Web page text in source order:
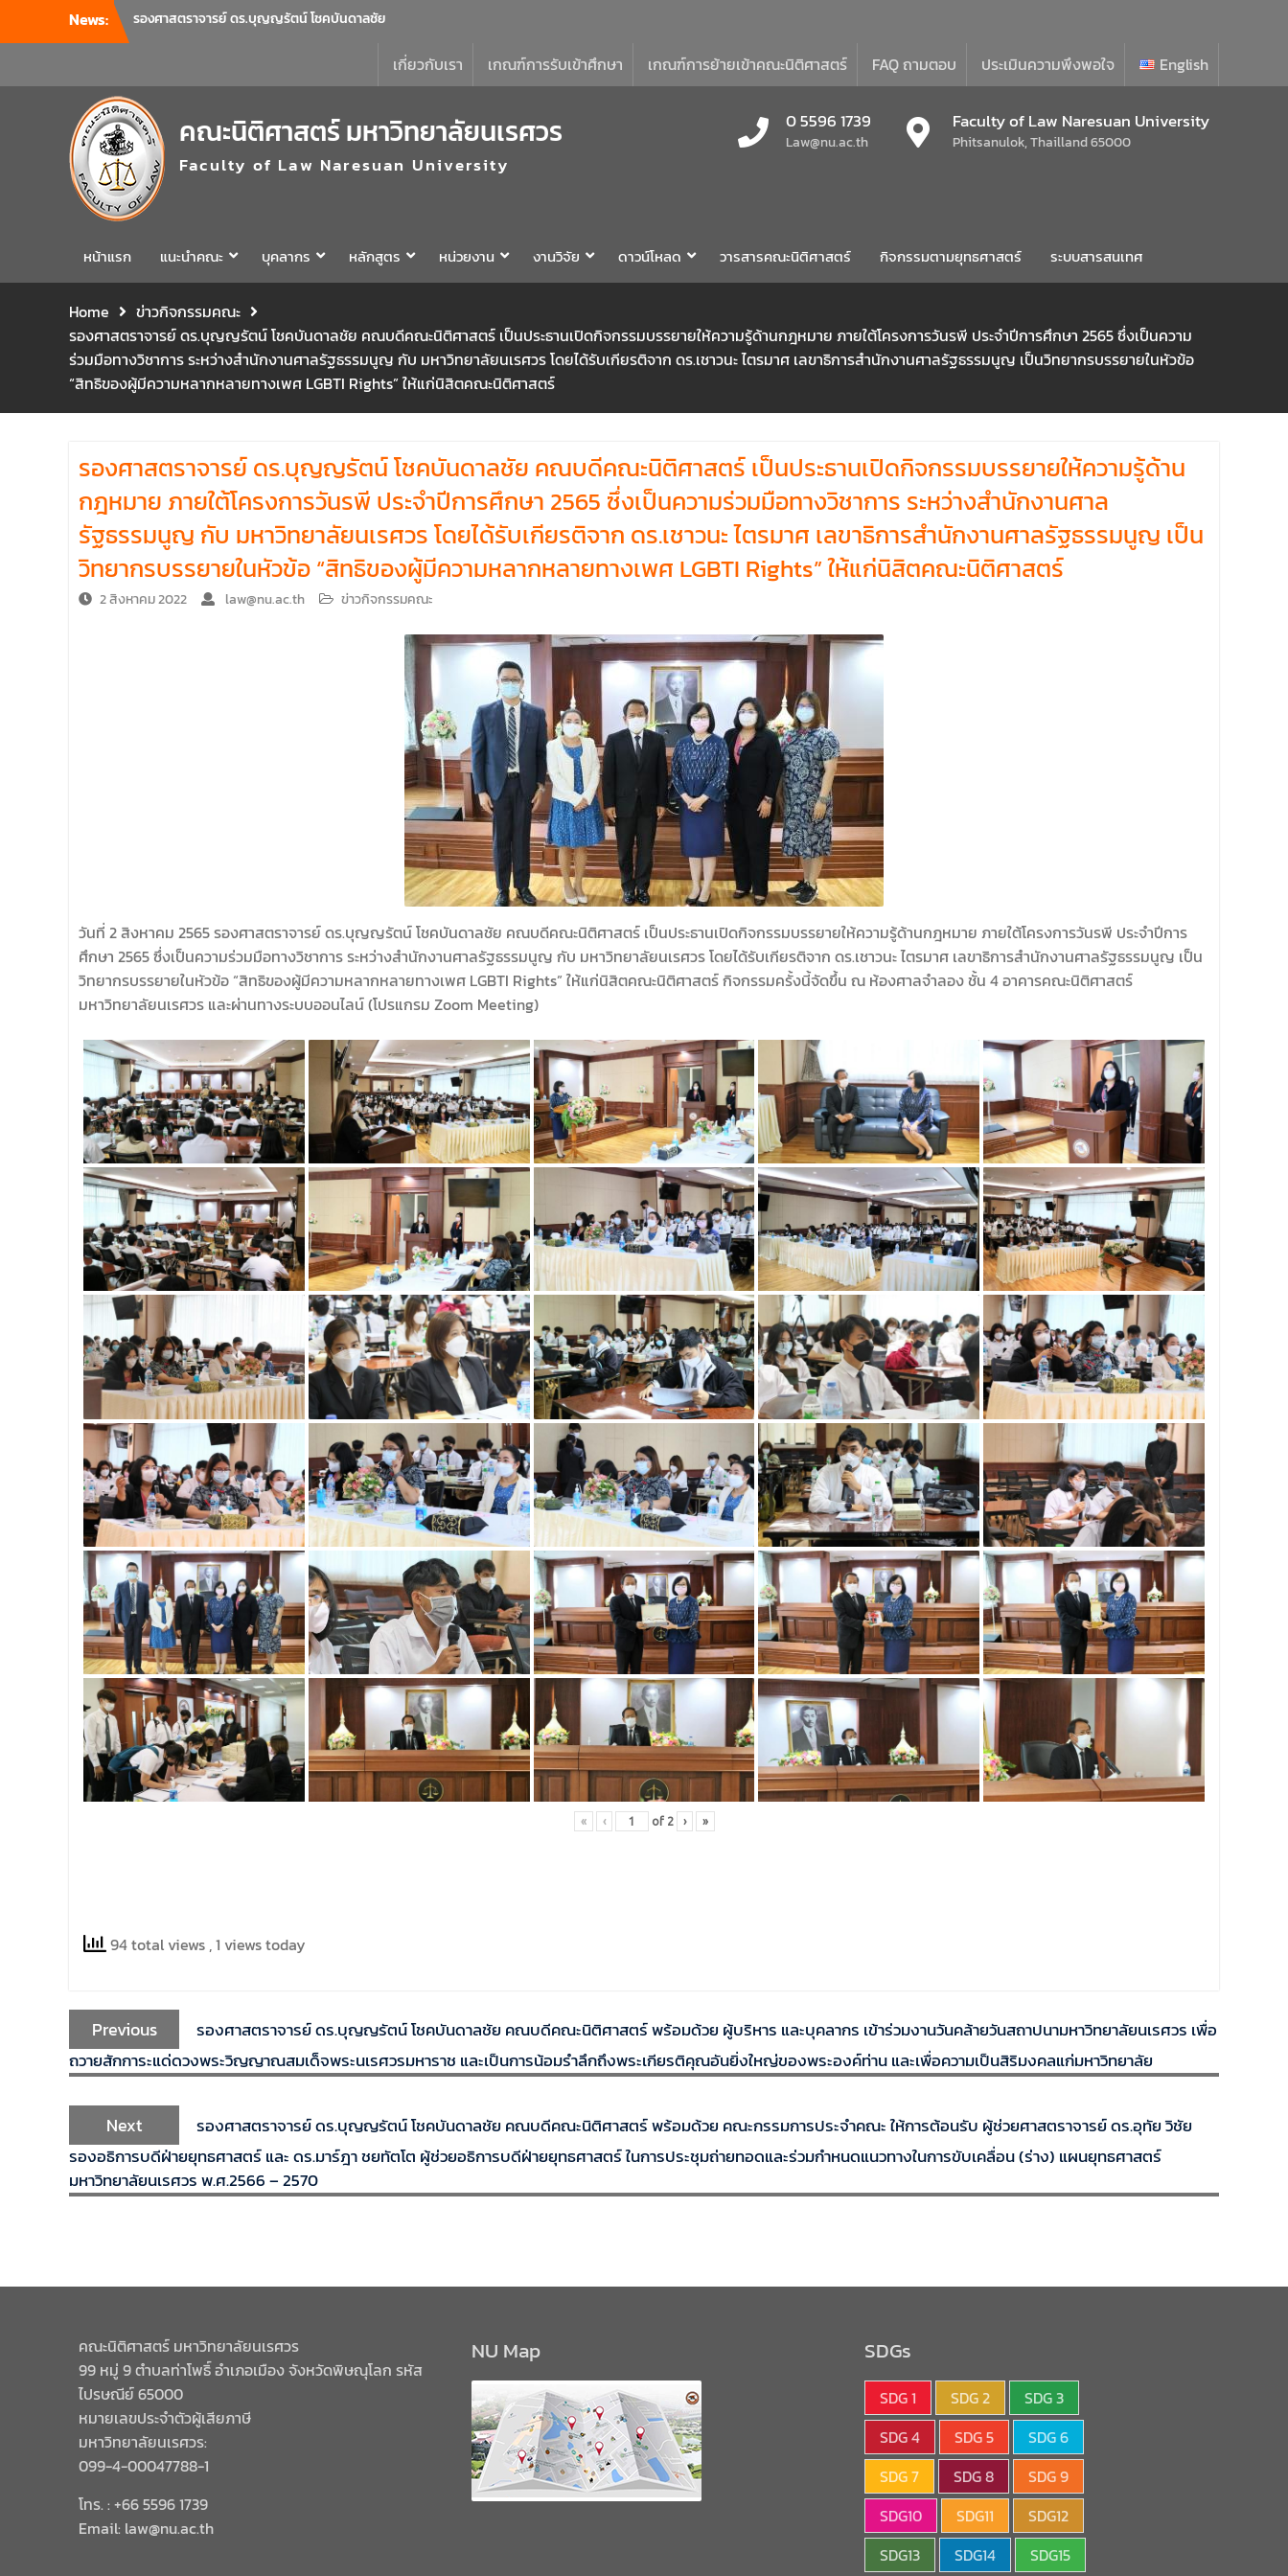
News:
นิติศาสตร์ มหาวิทยาลัยนเรศวร
คณะนิติศาสตร์ มหาวิทยาลัยนเรศวร จัด
2-311 อาคารปราบไตรจักร 2 มหาวิทยาลัย
นเรศวร โดยกิจกรรมดังกล่าวจัดขึ้นสำหรับ
บุคลากรที่ปฏิบัติงาน ณ กลุ่มอาคารอุตสาหกรรม
บริการ เพื่อร่วมกันสร้างพื้นที่การทำงานที่
ปลอดภัย ซึ่งครอบคลุมหน่วยงานภายในกลุ่ม
อาคารทั้ง 3 คณะ และ 1 กอง
คณะนิติศาสตร์ มหาวิทยาลัยนเรศวร จัด
การศึกษา 2569 โดยได้รับเกียรติจาก รอง
ศาสตราจารย์ ดร.บุญญรัตน์ โชคบันดาลชัย
คณบดีคณะนิติศาสตร์ ให้เกียรติเป็นประธานใน
พิธีเปิด พร้อมกล่าวต้อนรับและให้โอวาทแก่นิสิต
ใหม่ มีวัตถุประสงค์เพื่อให้ผู้ปกครองและนิสิตได้
ทราบถึงนโยบายด้านการเรียนการสอนของคณะ
นิติศาสตร์
เกี่ยวกับเรา เกณฑ์การรับเข้าศึกษา เกณฑ์การย้ายเข้าคณะนิติศาสตร์ FAQ ถามตอบ ประเมินความพึงพอใจ English
คณะนิติศาสตร์ มหาวิทยาลัยนเรศวร
Faculty of Law Naresuan University
0 5596 1739
Law@nu.ac.th
Faculty of Law Naresuan University
Phitsanulok, Thailland 65000
หน้าแรก แนะนำคณะ บุคลากร หลักสูตร หน่วยงาน งานวิจัย ดาวน์โหลด วารสารคณะนิติศาสตร์ กิจกรรมตามยุทธศาสตร์ ระบบสารสนเทศ
Home
ข่าวกิจกรรมคณะ
รองศาสตราจารย์ ดร.บุญญรัตน์ โชคบันดาลชัย คณบดีคณะนิติศาสตร์ เป็นประธานเปิดกิจกรรมบรรยายให้ความรู้ด้านกฎหมาย ภายใต้โครงการวันรพี ประจำปีการศึกษา 2565 ซึ่งเป็นความ
ร่วมมือทางวิชาการ ระหว่างสำนักงานศาลรัฐธรรมนูญ กับ มหาวิทยาลัยนเรศวร โดยได้รับเกียรติจาก ดร.เชาวนะ ไตรมาศ เลขาธิการสำนักงานศาลรัฐธรรมนูญ เป็นวิทยากรบรรยายในหัวข้อ
“สิทธิของผู้มีความหลากหลายทางเพศ LGBTI Rights” ให้แก่นิสิตคณะนิติศาสตร์
รองศาสตราจารย์ ดร.บุญญรัตน์ โชคบันดาลชัย คณบดีคณะนิติศาสตร์ เป็นประธานเปิดกิจกรรมบรรยายให้ความรู้ด้าน
กฎหมาย ภายใต้โครงการวันรพี ประจำปีการศึกษา 2565 ซึ่งเป็นความร่วมมือทางวิชาการ ระหว่างสำนักงานศาล
รัฐธรรมนูญ กับ มหาวิทยาลัยนเรศวร โดยได้รับเกียรติจาก ดร.เชาวนะ ไตรมาศ เลขาธิการสำนักงานศาลรัฐธรรมนูญ เป็น
วิทยากรบรรยายในหัวข้อ “สิทธิของผู้มีความหลากหลายทางเพศ LGBTI Rights” ให้แก่นิสิตคณะนิติศาสตร์
2 สิงหาคม 2022 law@nu.ac.th ข่าวกิจกรรมคณะ
วันที่ 2 สิงหาคม 2565 รองศาสตราจารย์ ดร.บุญญรัตน์ โชคบันดาลชัย คณบดีคณะนิติศาสตร์ เป็นประธานเปิดกิจกรรมบรรยายให้ความรู้ด้านกฎหมาย ภายใต้โครงการวันรพี ประจำปีการ
ศึกษา 2565 ซึ่งเป็นความร่วมมือทางวิชาการ ระหว่างสำนักงานศาลรัฐธรรมนูญ กับ มหาวิทยาลัยนเรศวร โดยได้รับเกียรติจาก ดร.เชาวนะ ไตรมาศ เลขาธิการสำนักงานศาลรัฐธรรมนูญ เป็น
วิทยากรบรรยายในหัวข้อ “สิทธิของผู้มีความหลากหลายทางเพศ LGBTI Rights” ให้แก่นิสิตคณะนิติศาสตร์ กิจกรรมครั้งนี้จัดขึ้น ณ ห้องศาลจำลอง ชั้น 4 อาคารคณะนิติศาสตร์
มหาวิทยาลัยนเรศวร และผ่านทางระบบออนไลน์ (โปรแกรม Zoom Meeting)
« ‹ of 2 › »
94 total views , 1 views today
Previous
รองศาสตราจารย์ ดร.บุญญรัตน์ โชคบันดาลชัย คณบดีคณะนิติศาสตร์ พร้อมด้วย ผู้บริหาร และบุคลากร เข้าร่วมงานวันคล้ายวันสถาปนามหาวิทยาลัยนเรศวร เพื่อ
ถวายสักการะแด่ดวงพระวิญญาณสมเด็จพระนเรศวรมหาราช และเป็นการน้อมรำลึกถึงพระเกียรติคุณอันยิ่งใหญ่ของพระองค์ท่าน และเพื่อความเป็นสิริมงคลแก่มหาวิทยาลัย
Next
รองศาสตราจารย์ ดร.บุญญรัตน์ โชคบันดาลชัย คณบดีคณะนิติศาสตร์ พร้อมด้วย คณะกรรมการประจำคณะ ให้การต้อนรับ ผู้ช่วยศาสตราจารย์ ดร.อุทัย วิชัย
รองอธิการบดีฝ่ายยุทธศาสตร์ และ ดร.มาร์ฎา ชยทัตโต ผู้ช่วยอธิการบดีฝ่ายยุทธศาสตร์ ในการประชุมถ่ายทอดและร่วมกำหนดแนวทางในการขับเคลื่อน (ร่าง) แผนยุทธศาสตร์
มหาวิทยาลัยนเรศวร พ.ศ.2566 – 2570
คณะนิติศาสตร์ มหาวิทยาลัยนเรศวร
99 หมู่ 9 ตำบลท่าโพธิ์ อำเภอเมือง จังหวัดพิษณุโลก รหัส
ไปรษณีย์ 65000
หมายเลขประจำตัวผู้เสียภาษี
มหาวิทยาลัยนเรศวร:
099-4-00047788-1
โทร. : +66 5596 1739
Email: law@nu.ac.th
NU Map SDGs
SDG 1 SDG 2
SDG 3
SDG 4
SDG 5
SDG 6
SDG 7
SDG 8
SDG 9
SDG10
SDG11
SDG12
SDG13
SDG14 SDG15